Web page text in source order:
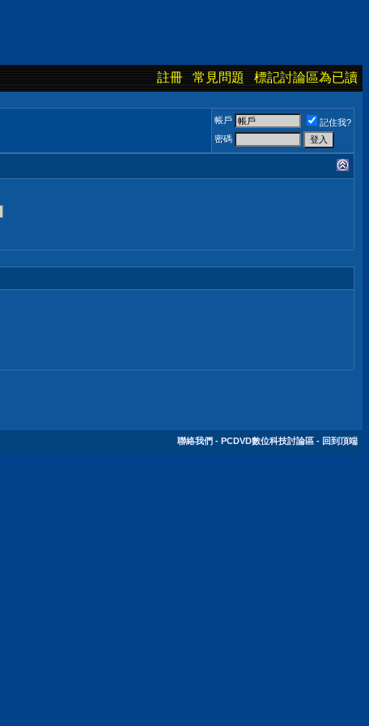
註冊 常見問題 標記討論區為已讀
帳戶
記住我?
密碼
聯絡我們 - PCDVD數位科技討論區 - 回到頂端